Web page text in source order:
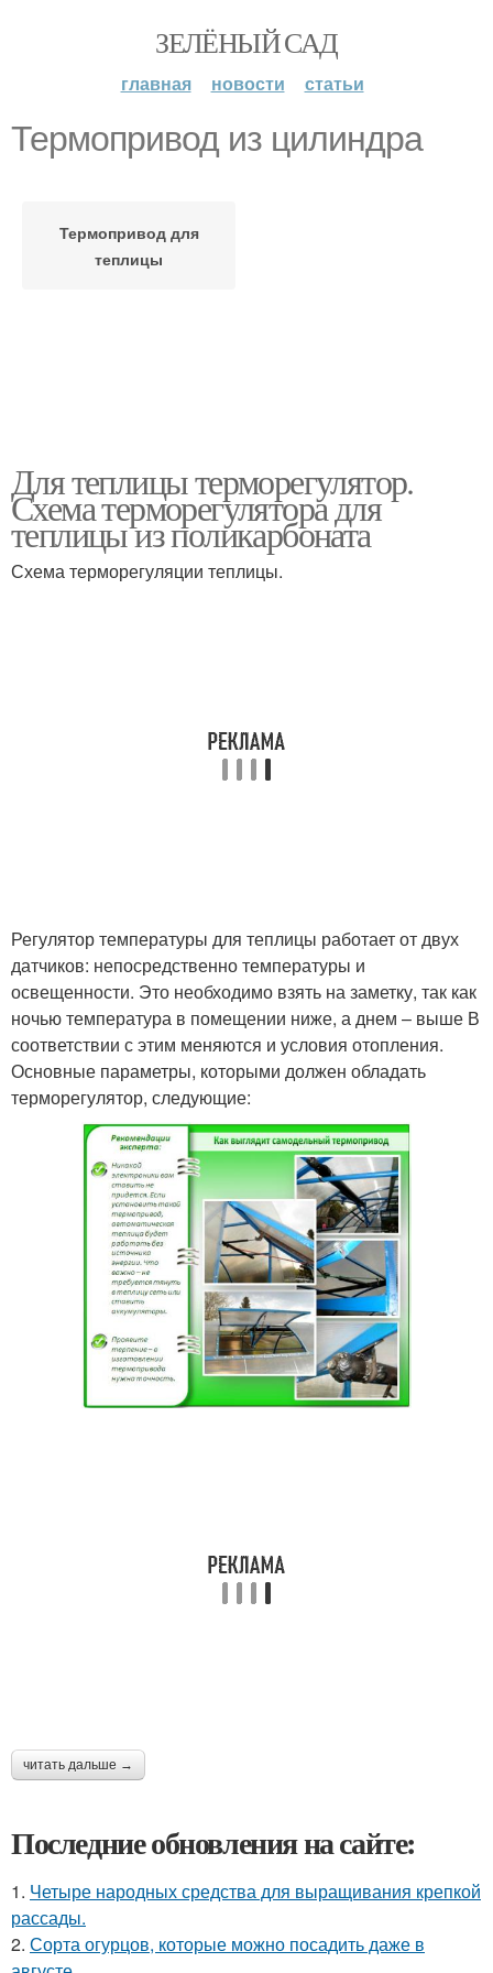
ЗЕЛЁНЫЙ САД
главная новости статьи
Термопривод из цилиндра
Термопривод для
теплицы
Для теплицы терморегулятор.
Схема терморегулятора для
теплицы из поликарбоната
Схема терморегуляции теплицы.
Регулятор температуры для теплицы работает от двух
датчиков: непосредственно температуры и
освещенности. Это необходимо взять на заметку, так как
ночью температура в помещении ниже, а днем – выше В
соответствии с этим меняются и условия отопления.
Основные параметры, которыми должен обладать
терморегулятор, следующие:
читать дальше →
Последние обновления на сайте:
1. Четыре народных средства для выращивания крепкой
рассады.
2. Сорта огурцов, которые можно посадить даже в